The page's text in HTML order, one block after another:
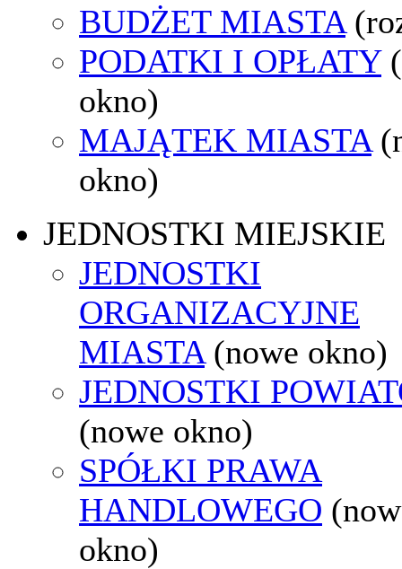
BUDŻET MIASTA
PODATKI I OPŁATY
okno)
MAJĄTEK MIASTA
okno)
JEDNOSTKI MIEJSKIE
JEDNOSTKI
ORGANIZACYJNE
MIASTA (nowe okno)
JEDNOSTKI
(nowe okno)
SPÓŁKI PRAWA
HANDLOWEGO
okno)